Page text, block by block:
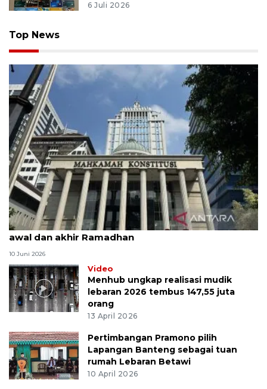
6 Juli 2026
Top News
MK uji materi UU Peradilan Agama perihal isbat
awal dan akhir Ramadhan
10 Juni 2026
Video
Menhub ungkap realisasi mudik
lebaran 2026 tembus 147,55 juta
orang
13 April 2026
Pertimbangan Pramono pilih
Lapangan Banteng sebagai tuan
rumah Lebaran Betawi
10 April 2026